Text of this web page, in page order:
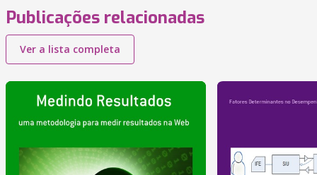
Publicações relacionadas
Ver a lista completa